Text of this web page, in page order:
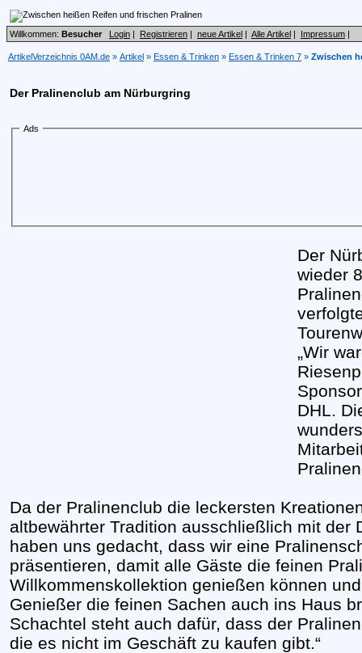
Willkommen: Besucher Login | Registrieren | neue Artikel | Alle Artikel | Impressum |
ArtikelVerzeichnis 0AM.de » Artikel » Essen & Trinken » Essen & Trinken 7 » Zwischen
Der Pralinenclub am Nürburgring
Ads
Der
wieder
„Wir
DHL.
Da der Pralinenclub die leckersten
altbewährter Tradition ausschließlich mit der
haben uns gedacht, dass wir eine
präsentieren, damit alle Gäste die feinen
Willkommenskollektion genießen können
Genießer die feinen Sachen auch ins Haus
Schachtel steht auch dafür, dass der
die es nicht im Geschäft zu kaufen gibt.“